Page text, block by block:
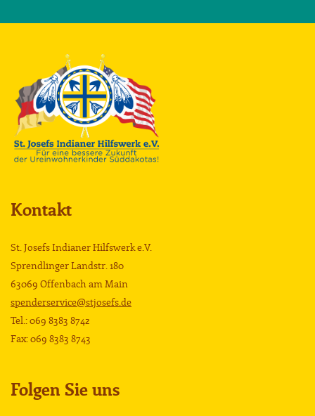
Kontakt
St. Josefs Indianer Hilfswerk e.V.
Sprendlinger Landstr. 180
63069 Offenbach am Main
spenderservice@stjosefs.de
Tel.: 069 8383 8742
Fax: 069 8383 8743
Folgen Sie uns